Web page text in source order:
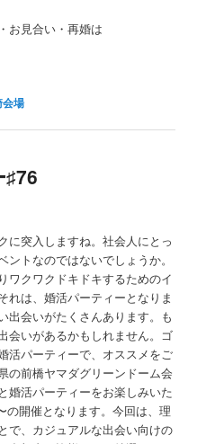
お見合い・再婚は
場
に突入しますね。社会人にとっ
トなのではないでしょうか。
ワクワクドキドキするためのイ
れは、婚活パーティーとなりま
出会いがたくさんあります。も
会いがあるかもしれません。ゴ
活パーティーで、オススメをご
の前橋ヤマダグリーンドーム会
婚活パーティーをお楽しみいた
の開催となります。今回は、理
で、カジュアルな出会い向けの